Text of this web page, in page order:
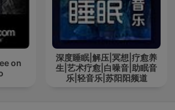
on
深度睡眠|解压|冥想|疗愈养
生|艺术疗愈|白噪音|助眠音
乐|轻音乐|苏阳阳频道